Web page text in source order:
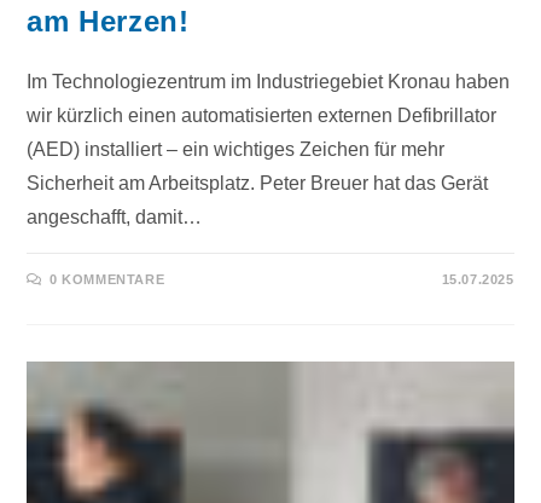
am Herzen!
Im Technologiezentrum im Industriegebiet Kronau haben
wir kürzlich einen automatisierten externen Defibrillator
(AED) installiert – ein wichtiges Zeichen für mehr
Sicherheit am Arbeitsplatz. Peter Breuer hat das Gerät
angeschafft, damit…
0 KOMMENTARE 15.07.2025